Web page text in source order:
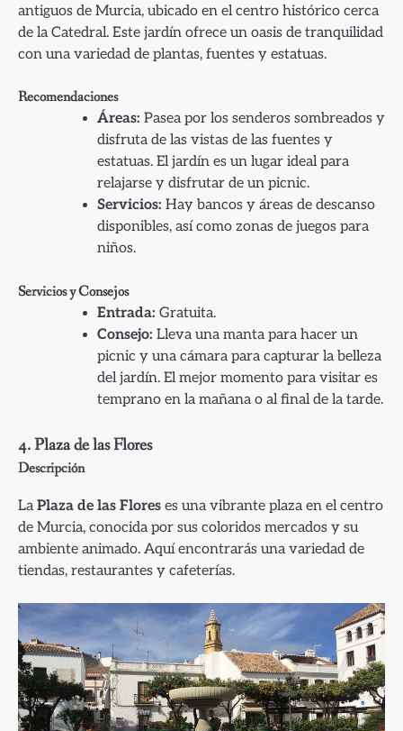
antiguos de Murcia, ubicado en el centro histórico cerca
de la Catedral. Este jardín ofrece un oasis de tranquilidad
con una variedad de plantas, fuentes y estatuas.
Recomendaciones
Áreas: Pasea por los senderos sombreados y
disfruta de las vistas de las fuentes y
estatuas. El jardín es un lugar ideal para
relajarse y disfrutar de un picnic.
Servicios: Hay bancos y áreas de descanso
disponibles, así como zonas de juegos para
niños.
Servicios y Consejos
Entrada: Gratuita.
Consejo: Lleva una manta para hacer un
picnic y una cámara para capturar la belleza
del jardín. El mejor momento para visitar es
temprano en la mañana o al final de la tarde.
4. Plaza de las Flores
Descripción
LaPlaza de las Flores es una vibrante plaza en el centro
de Murcia, conocida por sus coloridos mercados y su
ambiente animado. Aquí encontrarás una variedad de
tiendas, restaurantes y cafeterías.